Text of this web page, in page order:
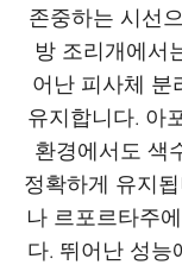
존중하는 시선
방 조리개에서
어난 피사체 분
유지합니다. 아
환경에서도 색
정확하게 유지
나 르포르타주
다. 뛰어난 성